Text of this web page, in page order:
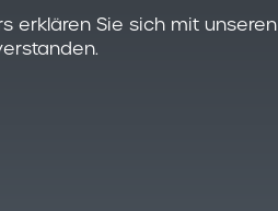
erklären Sie sich mit unseren